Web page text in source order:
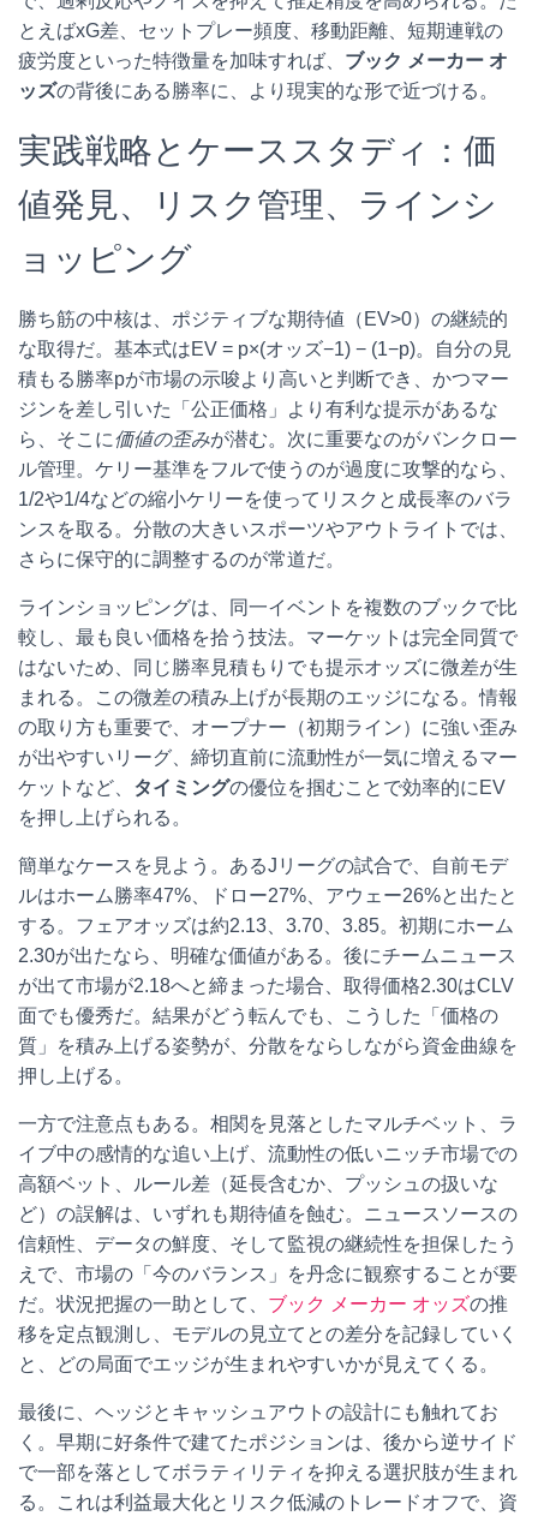
とえばxG差、セットプレー頻度、移動距離、短期連戦の
疲労度といった特徴量を加味すれば、 ブック メーカー オ
ッズの背後にある勝率に、より現実的な形で近づける。
実践戦略とケーススタディ：価
値発見、リスク管理、ラインシ
ョッピング
勝ち筋の中核は、ポジティブな期待値（EV>0）の継続的
な取得だ。基本式はEV = p×(オッズ−1) − (1−p)。自分の見
積もる勝率pが市場の示唆より高いと判断でき、かつマー
ジンを差し引いた「公正価格」より有利な提示があるな
ら、そこに価値の歪みが潜む。次に重要なのがバンクロー
ル管理。ケリー基準をフルで使うのが過度に攻撃的なら、
1/2や1/4などの縮小ケリーを使ってリスクと成長率のバラ
ンスを取る。分散の大きいスポーツやアウトライトでは、
さらに保守的に調整するのが常道だ。
ラインショッピングは、同一イベントを複数のブックで比
較し、最も良い価格を拾う技法。マーケットは完全同質で
はないため、同じ勝率見積もりでも提示オッズに微差が生
まれる。この微差の積み上げが長期のエッジになる。情報
の取り方も重要で、オープナー（初期ライン）に強い歪み
が出やすいリーグ、締切直前に流動性が一気に増えるマー
ケットなど、 タイミングの優位を掴むことで効率的にEV
を押し上げられる。
簡単なケースを見よう。あるJリーグの試合で、自前モデ
ルはホーム勝率47%、ドロー27%、アウェー26%と出たと
する。フェアオッズは約2.13、3.70、3.85。初期にホーム
2.30が出たなら、明確な価値がある。後にチームニュース
が出て市場が2.18へと締まった場合、取得価格2.30はCLV
面でも優秀だ。結果がどう転んでも、こうした「価格の
質」を積み上げる姿勢が、分散をならしながら資金曲線を
押し上げる。
一方で注意点もある。相関を見落としたマルチベット、ラ
イブ中の感情的な追い上げ、流動性の低いニッチ市場での
高額ベット、ルール差（延長含むか、プッシュの扱いな
ど）の誤解は、いずれも期待値を蝕む。ニュースソースの
信頼性、データの鮮度、そして監視の継続性を担保したう
えで、市場の「今のバランス」を丹念に観察することが要
だ。状況把握の一助として、 ブック メーカー オッズの推
移を定点観測し、モデルの見立てとの差分を記録していく
と、どの局面でエッジが生まれやすいかが見えてくる。
最後に、ヘッジとキャッシュアウトの設計にも触れてお
く。早期に好条件で建てたポジションは、後から逆サイド
で一部を落としてボラティリティを抑える選択肢が生まれ
る。これは利益最大化とリスク低減のトレードオフで、資